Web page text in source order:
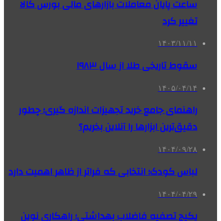
ساعت پایان معاملات بازارهای مالی بورس کالا
تغییر کرد
۱۴۰۳/۱۱/۱۱
سقوط تاریخی طلا از سال ۱۹۸۳
۱۴۰۵/۰۴/۱۴
راهنمای جامع خرید تجهیزات اندازه گیری؛ چطور
دقیق‌ترین ابزارها را آنلاین بخریم؟
۱۴۰۴/۰۹/۲۸
لباس کودک؛ انتخابی که فراتر از ظاهر اهمیت دارد
۱۴۰۴/۰۴/۲۹
پکیج تصفیه فاضلاب بهداشتی؛ راهکاری نوین